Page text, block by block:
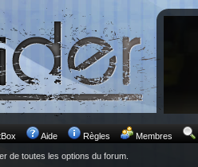
Aide Règles Membres
de toutes les options du forum.